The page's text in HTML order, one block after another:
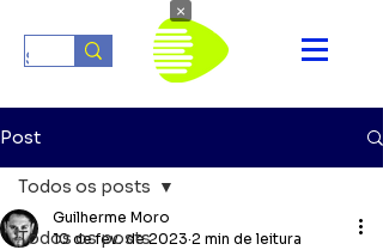
Post
Todos os posts
Todos os posts
Guilherme Moro
10 de fev. de 2023 2 min de leitura
×